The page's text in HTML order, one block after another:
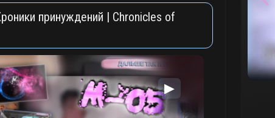
принуждений | Chronicles of
▶